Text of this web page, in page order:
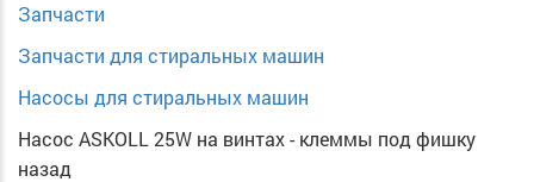
Запчасти
Запчасти для стиральных машин
Насосы для стиральных машин
Насос ASKOLL 25W на винтах - клеммы под фишку
назад